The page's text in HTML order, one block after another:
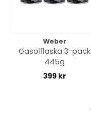
Weber
Gasolflaska 3-pack
445g
399 kr